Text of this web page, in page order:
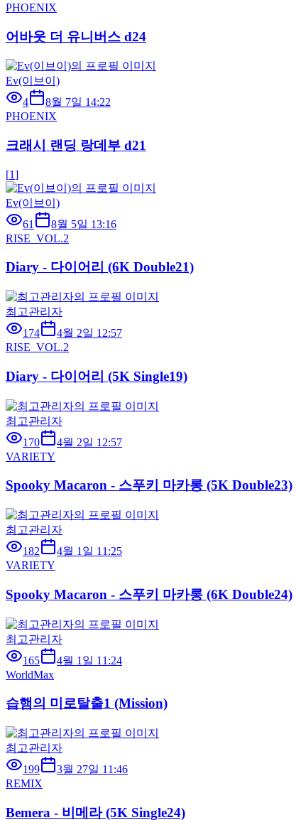
PHOENIX
어바웃 더 유니버스 d24
Ev(이브이)
4
8월 7일 14:22
PHOENIX
크래시 랜딩 랑데부 d21
[1]
Ev(이브이)
61
8월 5일 13:16
RISE_VOL.2
Diary - 다이어리 (6K Double21)
최고관리자
174
4월 2일 12:57
RISE_VOL.2
Diary - 다이어리 (5K Single19)
최고관리자
170
4월 2일 12:57
VARIETY
Spooky Macaron - 스푸키 마카롱 (5K Double23)
최고관리자
182
4월 1일 11:25
VARIETY
Spooky Macaron - 스푸키 마카롱 (6K Double24)
최고관리자
165
4월 1일 11:24
WorldMax
습햄의 미로탈출1 (Mission)
최고관리자
199
3월 27일 11:46
REMIX
Bemera - 비메라 (5K Single24)